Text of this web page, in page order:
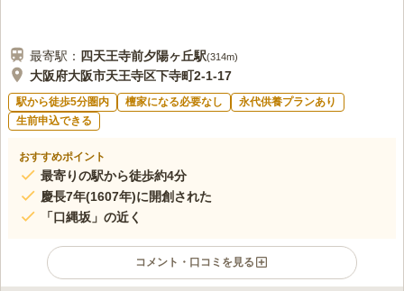
最寄駅： 四天王寺前夕陽ヶ丘駅(314m)
大阪府大阪市天王寺区下寺町2-1-17
駅から徒歩5分圏内 檀家になる必要なし
永代供養プランあり
生前申込できる
おすすめポイント
最寄りの駅から徒歩約4分
慶長7年(1607年)に開創された
「口縄坂」の近く
コメント・口コミを見る